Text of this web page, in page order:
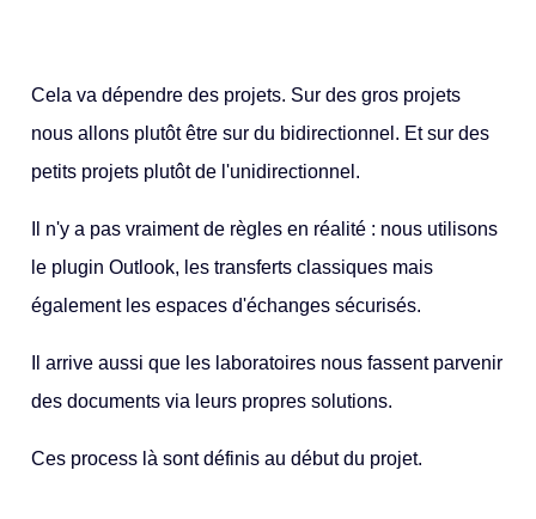
Cela va dépendre des projets. Sur des gros projets
nous allons plutôt être sur du bidirectionnel. Et sur des
petits projets plutôt de l'unidirectionnel.
Il n'y a pas vraiment de règles en réalité : nous utilisons
le plugin Outlook, les transferts classiques mais
également les espaces d'échanges sécurisés.
Il arrive aussi que les laboratoires nous fassent parvenir
des documents via leurs propres solutions.
Ces process là sont définis au début du projet.